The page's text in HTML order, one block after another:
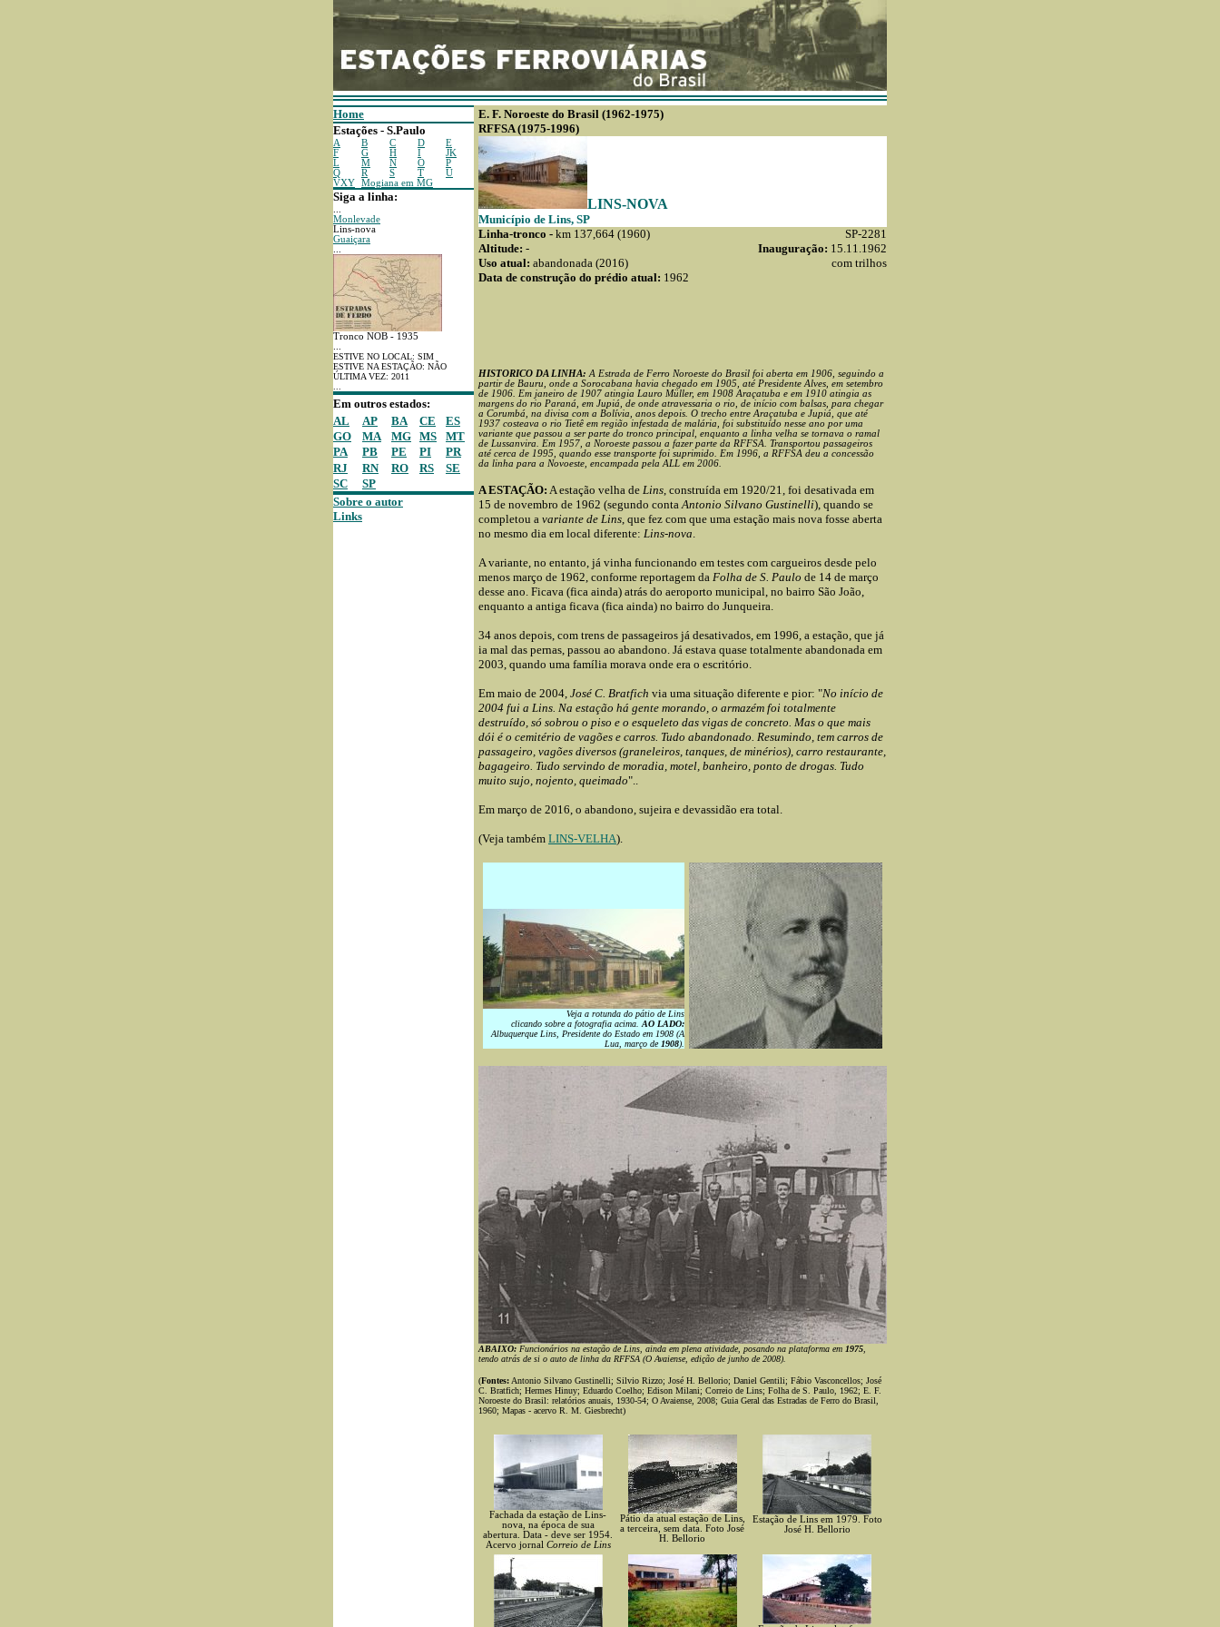
Home
Estações - S.Paulo
A B C D
E
F
G H I
JK
L
M N O
P
Q
R S T
U
VXY
Mogiana em MG
Siga a linha:
Monlevade
Lins-nova
Guaiçara
Tronco NOB - 1935
ESTIVE NO LOCAL: SIM
ESTIVE NA ESTAÇÃO: NÃO
ÚLTIMA VEZ: 2011
Em outros estados:
AL
AP BA CE
ES
GO
MA MG MS
MT
PA
PB PE PI
PR
RJ
RN RO RS
SE
SC
SP
Sobre o autor
Links
E. F. Noroeste do Brasil (1962-1975)
RFFSA (1975-1996)
LINS-NOVA
Município de Lins, SP
Linha-tronco - km 137,664 (1960)
SP-2281
Altitude: - Inauguração: 15.11.1962
Uso atual: abandonada (2016)
com trilhos
Data de construção do prédio atual: 1962
HISTORICO DA LINHA: A Estrada de Ferro Noroeste do Brasil foi aberta em 1906, seguindo a
partir de Bauru, onde a Sorocabana havia chegado em 1905, até Presidente Alves, em setembro
de 1906. Em janeiro de 1907 atingia Lauro Müller, em 1908 Araçatuba e em 1910 atingia as
margens do rio Paraná, em Jupiá, de onde atravessaria o rio, de início com balsas, para chegar
a Corumbá, na divisa com a Bolívia, anos depois. O trecho entre Araçatuba e Jupiá, que até
1937 costeava o rio Tietê em região infestada de malária, foi substituído nesse ano por uma
variante que passou a ser parte do tronco principal, enquanto a linha velha se tornava o ramal
de Lussanvira. Em 1957, a Noroeste passou a fazer parte da RFFSA. Transportou passageiros
até cerca de 1995, quando esse transporte foi suprimido. Em 1996, a RFFSA deu a concessão
da linha para a Novoeste, encampada pela ALL em 2006.
A ESTAÇÃO: A estação velha de Lins, construída em 1920/21, foi desativada em
15 de novembro de 1962 (segundo contaAntonio Silvano Gustinelli), quando se
completou a variante de Lins, que fez com que uma estação mais nova fosse aberta
no mesmo dia em local diferente: Lins-nova.
A variante, no entanto, já vinha funcionando em testes com cargueiros desde pelo
menos março de 1962, conforme reportagem da Folha de S. Paulo de 14 de março
desse ano. Ficava (fica ainda) atrás do aeroporto municipal, no bairro São João,
enquanto a antiga ficava (fica ainda) no bairro do Junqueira.
34 anos depois, com trens de passageiros já desativados, em 1996, a estação, que já
ia mal das pernas, passou ao abandono. Já estava quase totalmente abandonada em
2003, quando uma família morava onde era o escritório.
Em maio de 2004, José C. Bratfich via uma situação diferente e pior: "No início de
2004 fui a Lins. Na estação há gente morando, o armazém foi totalmente
destruído, só sobrou o piso e o esqueleto das vigas de concreto. Mas o que mais
dói é o cemitério de vagões e carros. Tudo abandonado. Resumindo, tem carros de
passageiro, vagões diversos (graneleiros, tanques, de minérios), carro restaurante,
bagageiro. Tudo servindo de moradia, motel, banheiro, ponto de drogas. Tudo
muito sujo, nojento, queimado"..
Em março de 2016, o abandono, sujeira e devassidão era total.
(Veja também LINS-VELHA).
Veja a rotunda do pátio de Lins
clicando sobre a fotografia acima.AO LADO:
Albuquerque Lins, Presidente do Estado em 1908 (A
Lua, março de1908).
ABAIXO: Funcionários na estação de Lins, ainda em plena atividade, posando na plataforma em 1975
tendo atrás de si o auto de linha da RFFSA (O Avaiense, edição de junho de 2008).
(Fontes: Antonio Silvano Gustinelli; Silvio Rizzo; José H. Bellorio; Daniel Gentili; Fábio Vasconcellos; José
C. Bratfich; Hermes Hinuy; Eduardo Coelho; Edison Milani; Correio de Lins; Folha de S. Paulo, 1962; E. F.
Noroeste do Brasil: relatórios anuais, 1930-54; O Avaiense, 2008; Guia Geral das Estradas de Ferro do Brasil,
1960; Mapas - acervo R. M. Giesbrecht)
Fachada da estação de Lins-
nova, na época de sua
abertura. Data - deve ser 1954.
Acervo jornal Correio de Lins
Pátio da atual estação de Lins,
a terceira, sem data. Foto José
H. Bellorio
Estação de Lins em 1979. Foto
José H. Bellorio